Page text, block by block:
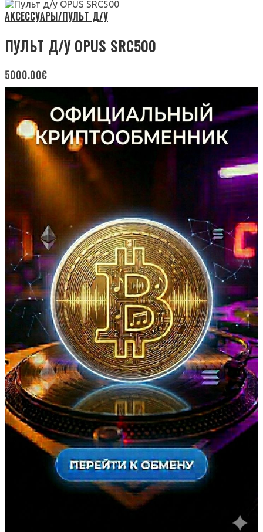
АКСЕССУАРЫ/ПУЛЬТ Д/У
ПУЛЬТ Д/У OPUS SRC500
5000.00€